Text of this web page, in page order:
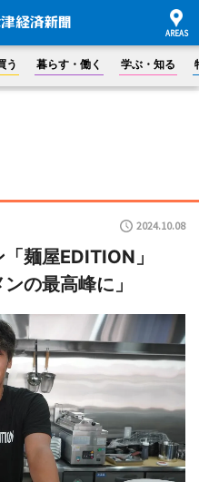
う 暮らす・働く 学ぶ・知る
2024.10.08
「麺屋EDITION」
の最高峰に」